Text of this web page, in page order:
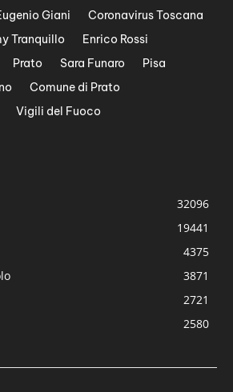
Giani
Coronavirus Toscana
Tranquillo
Enrico Rossi
Prato Sara Funaro
Pisa
Comune di Prato
Vigili del Fuoco
32096
19441
4375
3871
2721
2580